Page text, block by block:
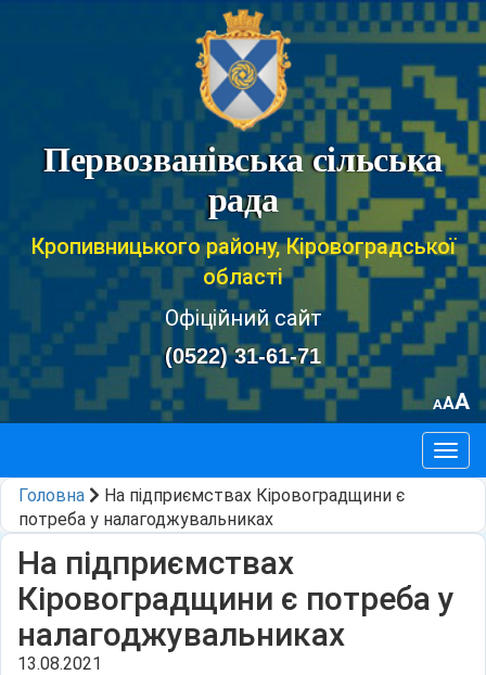
Первозванівська сільська
рада
Кропивницького району, Кіровоградської
області
Офіційний сайт
(0522) 31-61-71
AAA
Головна
На підприємствах Кіровоградщини є
потреба у налагоджувальниках
На підприємствах
Кіровоградщини є потреба у
налагоджувальниках
13.08.2021